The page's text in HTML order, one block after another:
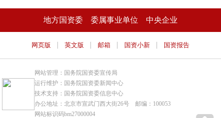
地方国资委 委属事业单位 中央企业
网页版 | 英文版 | 邮箱 | 国资小新 | 国资报告
网站管理：国务院国资委宣传局
运行维护：国务院国资委新闻中心
技术支持：国务院国资委信息中心
办公地址：北京市宣武门西大街26号 邮编：100053
网站标识码bm27000004